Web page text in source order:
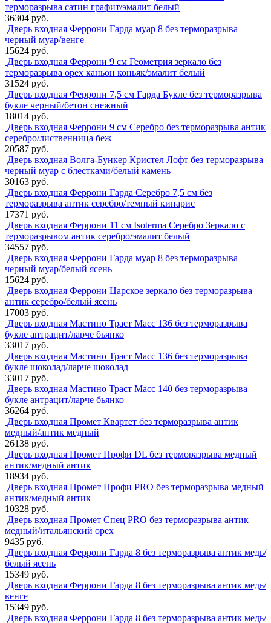
терморазрыва сатин графит/эмалит белый
36304 руб.
Дверь входная Феррони Гарда муар 8 без терморазрыва
черный муар/венге
15624 руб.
Дверь входная Феррони 9 см Геометрия зеркало без
терморазрыва орех каньон коньяк/эмалит белый
31524 руб.
Дверь входная Феррони 7,5 см Гарда Букле без терморазрыва
букле черный/бетон снежный
18014 руб.
Дверь входная Феррони 9 см Серебро без терморазрыва антик
серебро/лиственница беж
20587 руб.
Дверь входная Волга-Бункер Кристел Лофт без терморазрыва
черный муар с блестками/белый камень
30163 руб.
Дверь входная Феррони Гарда Серебро 7,5 см без
терморазрыва антик серебро/темный кипарис
17371 руб.
Дверь входная Феррони 11 см Isoterma Серебро Зеркало с
терморазрывом антик серебро/эмалит белый
34557 руб.
Дверь входная Феррони Гарда муар 8 без терморазрыва
черный муар/белый ясень
15624 руб.
Дверь входная Феррони Царское зеркало без терморазрыва
антик серебро/белый ясень
17003 руб.
Дверь входная Мастино Траст Масс 136 без терморазрыва
букле антрацит/ларче бьянко
33017 руб.
Дверь входная Мастино Траст Масс 136 без терморазрыва
букле шоколад/ларче шоколад
33017 руб.
Дверь входная Мастино Траст Масс 140 без терморазрыва
букле антрацит/ларче бьянко
36264 руб.
Дверь входная Промет Квартет без терморазрыва антик
медный/антик медный
26138 руб.
Дверь входная Промет Профи DL без терморазрыва медный
антик/медный антик
18934 руб.
Дверь входная Промет Профи PRO без терморазрыва медный
антик/медный антик
10328 руб.
Дверь входная Промет Спец PRO без терморазрыва антик
медный/итальянский орех
9435 руб.
Дверь входная Феррони Гарда 8 без терморазрыва антик медь/
белый ясень
15349 руб.
Дверь входная Феррони Гарда 8 без терморазрыва антик медь/
венге
15349 руб.
Дверь входная Феррони Гарда 8 без терморазрыва антик медь/